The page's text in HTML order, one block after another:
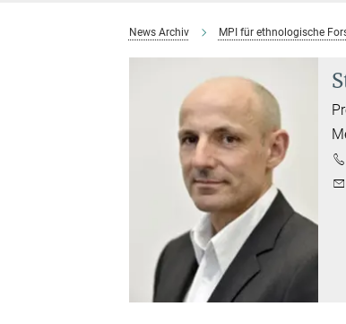
News Archiv MPI für ethnologische